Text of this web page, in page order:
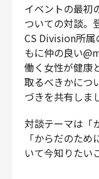
イベントの最初
ついての対談。
CS Division所属
もに仲の良い
働く女性が健康
取るべきかにつ
づきを共有しま
対談テーマは「
「からだのた
いて今知りたい